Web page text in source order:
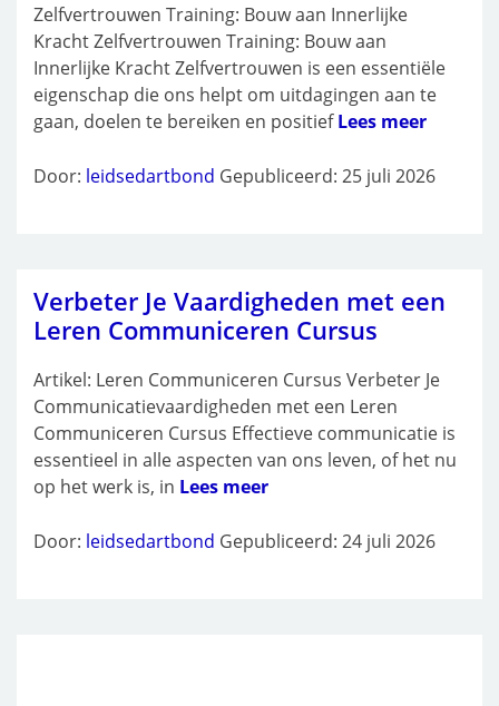
Zelfvertrouwen Training: Bouw aan Innerlijke
Kracht Zelfvertrouwen Training: Bouw aan
Innerlijke Kracht Zelfvertrouwen is een essentiële
eigenschap die ons helpt om uitdagingen aan te
gaan, doelen te bereiken en positiefLees meer
Door: leidsedartbond Gepubliceerd: 25 juli 2026
Verbeter Je Vaardigheden met een
Leren Communiceren Cursus
Artikel: Leren Communiceren Cursus Verbeter Je
Communicatievaardigheden met een Leren
Communiceren Cursus Effectieve communicatie is
essentieel in alle aspecten van ons leven, of het nu
op het werk is, in Lees meer
Door: leidsedartbond Gepubliceerd: 24 juli 2026